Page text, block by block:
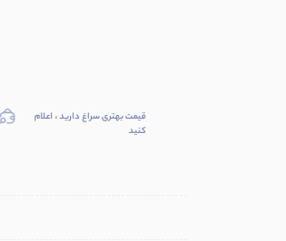
قیمت بهتری سراغ دارید ، اعلام
کنید